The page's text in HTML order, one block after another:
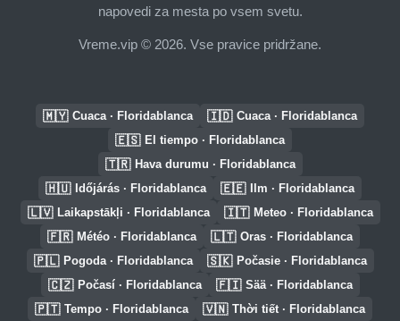
napovedi za mesta po vsem svetu.
Vreme.vip © 2026. Vse pravice pridržane.
🇲🇾 Cuaca · Floridablanca 🇮🇩 Cuaca · Floridablanca
🇪🇸 El tiempo · Floridablanca
🇹🇷 Hava durumu · Floridablanca
🇭🇺 Időjárás · Floridablanca 🇪🇪 Ilm · Floridablanca
🇱🇻 Laikapstākļi · Floridablanca 🇮🇹 Meteo · Floridablanca
🇫🇷 Météo · Floridablanca 🇱🇹 Oras · Floridablanca
🇵🇱 Pogoda · Floridablanca 🇸🇰 Počasie · Floridablanca
🇨🇿 Počasí · Floridablanca 🇫🇮 Sää · Floridablanca
🇵🇹 Tempo · Floridablanca 🇻🇳 Thời tiết · Floridablanca